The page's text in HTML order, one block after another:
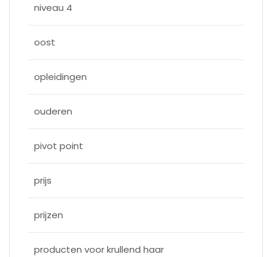
niveau 4
oost
opleidingen
ouderen
pivot point
prijs
prijzen
producten voor krullend haar